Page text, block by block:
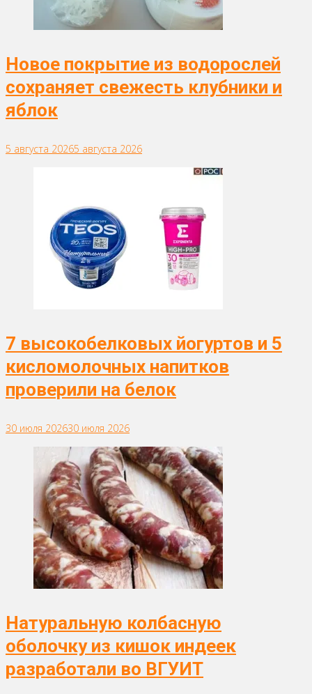
Новое покрытие из водорослей
сохраняет свежесть клубники и
яблок
5 августа 20265 августа 2026
7 высокобелковых йогуртов и 5
кисломолочных напитков
проверили на белок
30 июля 202630 июля 2026
Натуральную колбасную
оболочку из кишок индеек
разработали во ВГУИТ